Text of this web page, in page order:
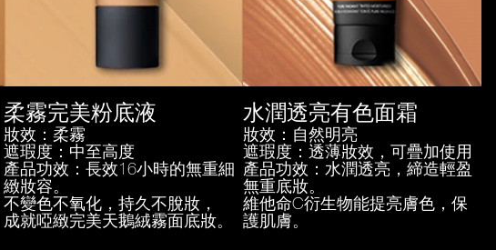
柔霧完美粉底液
妝效：柔霧
遮瑕度：中至高度
產品功效：長效16小時的無重細
緻妝容。
不變色不氧化，持久不脫妝，
成就啞緻完美天鵝絨霧面底妝。
水潤透亮有色面霜
妝效：自然明亮
遮瑕度：透薄妝效，可疊加使用
產品功效：水潤透亮，締造輕盈
無重底妝。
維他命C衍生物能提亮膚色，保
護肌膚。